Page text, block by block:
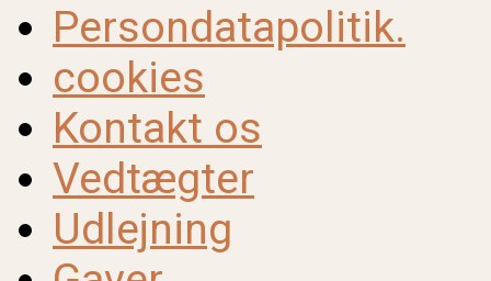
Persondatapolitik.
cookies
Kontakt os
Vedtægter
Udlejning